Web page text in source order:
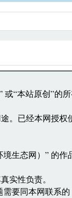
保留或删除其管辖
或“本站原创”的
。已经本网授权
生态网）” 的作
实性负责。
要同本网联系